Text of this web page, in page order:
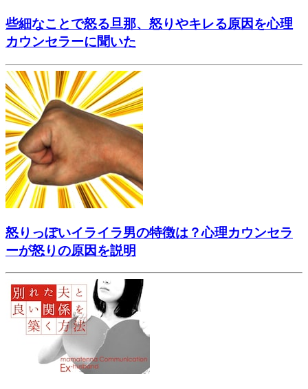
些細なことで怒る旦那、怒りやキレる原因を心理
カウンセラーに聞いた
怒りっぽいイライラ男の特徴は？心理カウンセラ
ーが怒りの原因を説明